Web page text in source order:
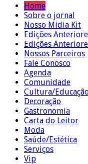
Home
Sobre o jornal
Nosso Midia Kit
Edições
Edições
Nossos Parceiros
Fale Conosco
Agenda
Comunidade
Cultura/
Decoração
Gastronomia
Carta do Leitor
Moda
Saúde/Estética
Serviços
Vip